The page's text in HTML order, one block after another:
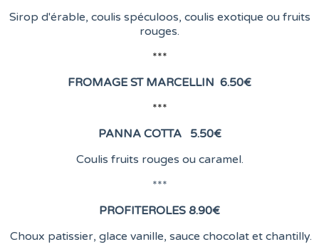
Sirop d'érable, coulis spéculoos, coulis exotique ou fruits
rouges.
***
FROMAGE ST MARCELLIN 6.50€
***
PANNA COTTA 5.50€
Coulis fruits rouges ou caramel.
***
PROFITEROLES 8.90€
Choux patissier, glace vanille, sauce chocolat et chantilly.